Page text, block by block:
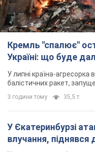
Кремль "спалює"
Україні: що буде
У липні країна-агресорка
балістичних ракет,
3 години тому 35,5 т.
У Єкатеринбурзі
влучання, піднявся